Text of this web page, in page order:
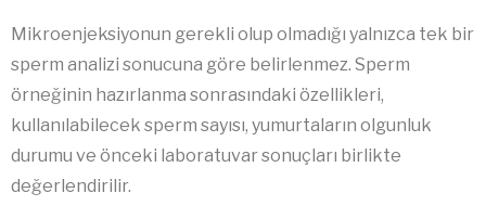
Mikroenjeksiyonun gerekli olup olmadığı yalnızca tek bir
sperm analizi sonucuna göre belirlenmez. Sperm
örneğinin hazırlanma sonrasındaki özellikleri,
kullanılabilecek sperm sayısı, yumurtaların olgunluk
durumu ve önceki laboratuvar sonuçları birlikte
değerlendirilir.